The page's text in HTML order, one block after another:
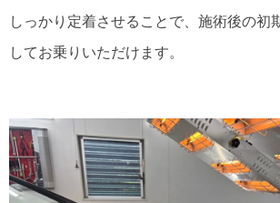
しっかり定着させることで、施術後の初
してお乗りいただけます。